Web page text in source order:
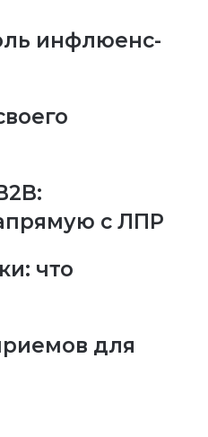
инфлюенс-
с ЛПР
что
для